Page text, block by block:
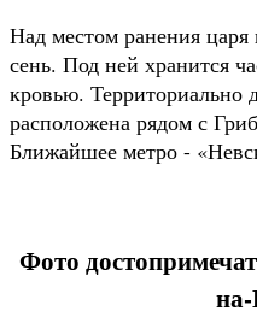
Над местом ранения царя
сень. Под ней хранится
кровью. Территориально
расположена рядом с
Ближайшее метро -
Фото